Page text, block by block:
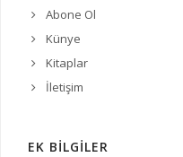
Abone Ol
Künye
Kitaplar
İletişim
EK BİLGİLER